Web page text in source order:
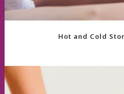
Hot and Cold